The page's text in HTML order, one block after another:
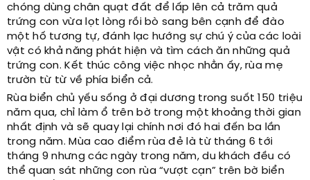
chóng dùng chân quạt đất để lấp lên cả trăm quả
trứng con vừa lọt lòng rồi bò sang bên cạnh để đào
một hố tương tự, đánh lạc hướng sự chú ý của các loài
vật có khả năng phát hiện và tìm cách ăn những quả
trứng con. Kết thúc công việc nhọc nhằn ấy, rùa mẹ
trườn từ từ về phía biển cả.
Rùa biển chủ yếu sống ở đại dương trong suốt 150 triệu
năm qua, chỉ làm ổ trên bờ trong một khoảng thời gian
nhất định và sẽ quay lại chính nơi đó hai đến ba lần
trong năm. Mùa cao điểm rùa đẻ là từ tháng 6 tới
tháng 9 nhưng các ngày trong năm, du khách đều có
thể quan sát những con rùa “vượt cạn” trên bờ biển